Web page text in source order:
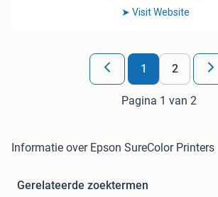
1 2
Pagina 1 van 2
Informatie over Epson SureColor Printers
Gerelateerde zoektermen